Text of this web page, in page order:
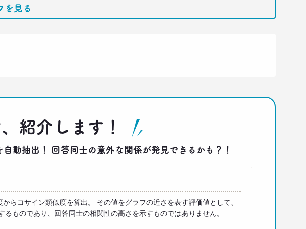
を見る
紹介します！
動抽出！ 回答同士の意外な関係が発見できるかも？！
らコサイン類似度を算出。 その値をグラフの近さを表す評価値として、
ものであり、回答同士の相関性の高さを示すものではありません。